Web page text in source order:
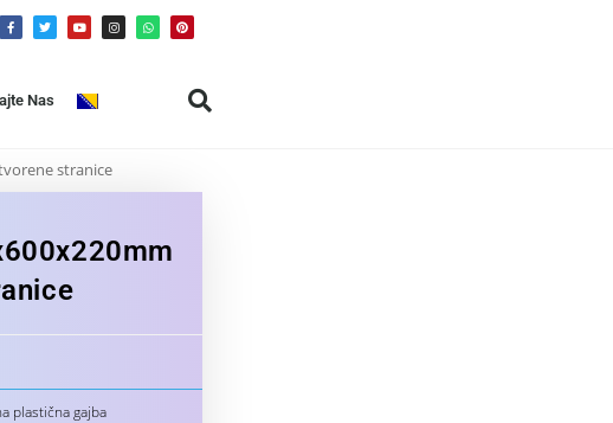
Nas
stranice
plastična gajba